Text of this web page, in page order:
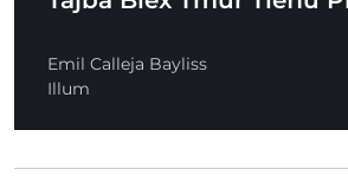
Emil Calleja Bayliss
Illum